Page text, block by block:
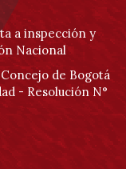
de
a inspección y
Nacional
de Bogotá
- Resolución N°